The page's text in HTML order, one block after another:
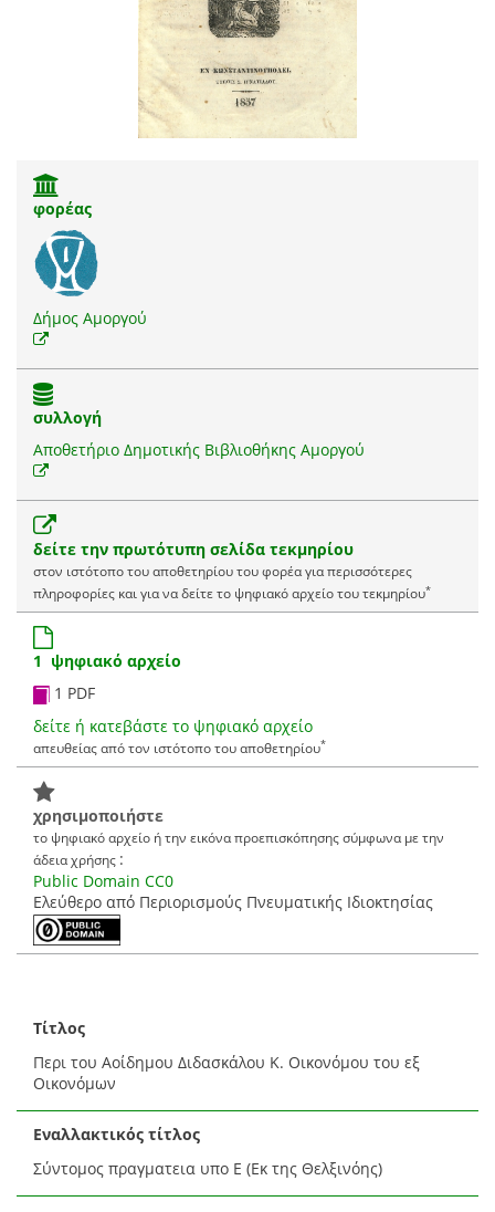
φορέας
Δήμος Αμοργού
συλλογή
Αποθετήριο Δημοτικής Βιβλιοθήκης Αμοργού
δείτε την πρωτότυπη σελίδα τεκμηρίου
στον ιστότοπο του αποθετηρίου του φορέα για περισσότερες
πληροφορίες και για να δείτε το ψηφιακό αρχείο του τεκμηρίου*
1 ψηφιακό αρχείο
1 PDF
δείτε ή κατεβάστε το ψηφιακό αρχείο
απευθείας από τον ιστότοπο του αποθετηρίου*
χρησιμοποιήστε
το ψηφιακό αρχείο ή την εικόνα προεπισκόπησης σύμφωνα με την
άδεια χρήσης :
Public Domain CC0
Ελεύθερο από Περιορισμούς Πνευματικής Ιδιοκτησίας
Τίτλος
Περι του Αοίδημου Διδασκάλου Κ. Οικονόμου του εξ
Οικονόμων
Εναλλακτικός τίτλος
Σύντομος πραγματεια υπο Ε (Εκ της Θελξινόης)